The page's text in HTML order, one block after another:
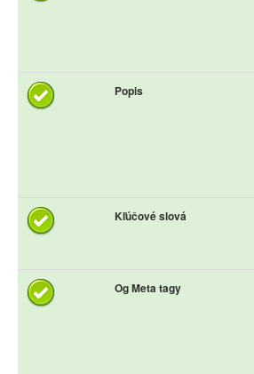
Popis
Kľúčové slová
Og Meta tagy